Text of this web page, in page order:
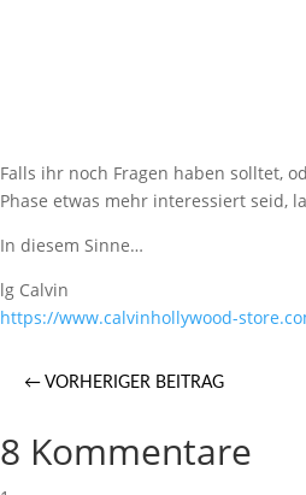
Falls ihr noch Fragen haben solltet,
Phase etwas mehr interessiert seid,
In diesem Sinne…
lg Calvin
https://​www.calvinhollywood-
← VORHERIGER BEITRAG
8 Kommentare